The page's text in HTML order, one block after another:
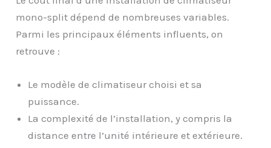
mono-split dépend de nombreuses variables.
Parmi les principaux éléments influents, on
retrouve :
Le modèle de climatiseur choisi et sa
puissance.
La complexité de l’installation, y compris la
distance entre l’unité intérieure et extérieure.